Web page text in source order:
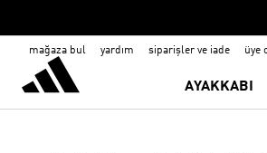
mağaza bul yardım siparişler ve iade üye
AYAKKABI